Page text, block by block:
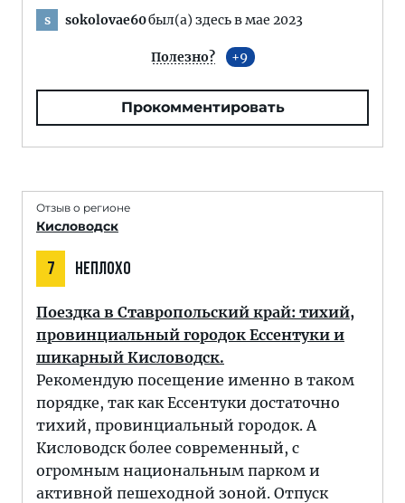
s sokolovae60был(а) здесь в мае 2023
Полезно? 9
Прокомментировать
Отзыв о регионе
Кисловодск
7 НЕПЛОХО
Поездка в Ставропольский край: тихий,
провинциальный городок Ессентуки и
шикарный Кисловодск.
Рекомендую посещение именно в таком
порядке, так как Ессентуки достаточно
тихий, провинциальный городок. А
Кисловодск более современный, с
огромным национальным парком и
активной пешеходной зоной. Отпуск